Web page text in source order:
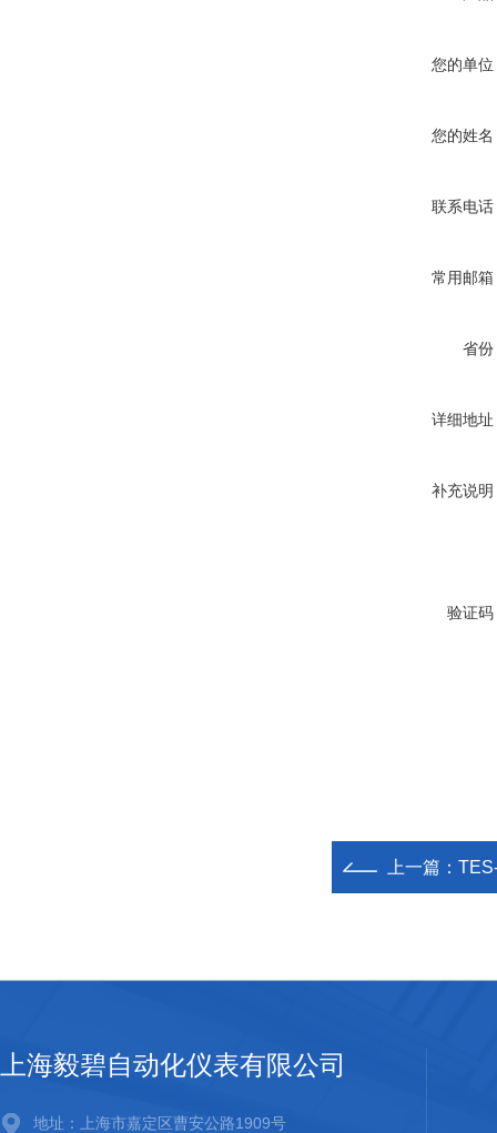
您的单位
您的姓名
联系电话
常用邮箱
省份
详细地址
补充说明
验证码
上一篇：
上海毅碧自动化仪表有限公司
地址：上海市嘉定区曹安公路1909号